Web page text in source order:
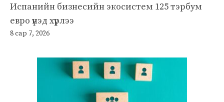
Испанийн бизнесийн экосистем 125 тэрбум
евро үнэд хүрлээ
8 сар 7, 2026